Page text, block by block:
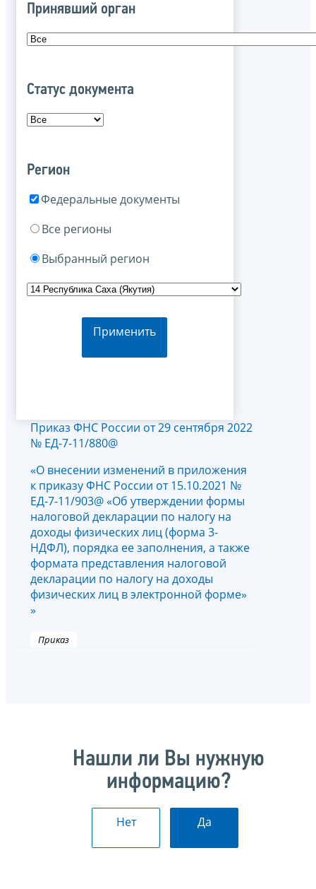
Принявший орган
Статус документа
Регион
Федеральные документы
Все регионы
Выбранный регион
Применить
Приказ ФНС России от 29 сентября 2022
№ ЕД-7-11/880@
«О внесении изменений в приложения
к приказу ФНС России от 15.10.2021 №
ЕД-7-11/903@ «Об утверждении формы
налоговой декларации по налогу на
доходы физических лиц (форма 3-
НДФЛ), порядка ее заполнения, а также
формата представления налоговой
декларации по налогу на доходы
физических лиц в электронной форме»
»
Приказ
Нашли ли Вы нужную
информацию?
Нет Да